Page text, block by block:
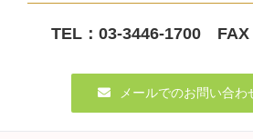
TEL：03-3446-1700 FAX
メールでのお問い合わ